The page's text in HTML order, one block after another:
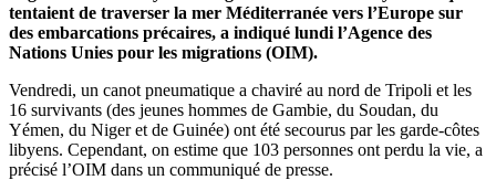
tentaient de traverser la mer Méditerranée vers l’Europe sur
des embarcations précaires, a indiqué lundi l’Agence des
Nations Unies pour les migrations (OIM).
Vendredi, un canot pneumatique a chaviré au nord de Tripoli et les
16 survivants (des jeunes hommes de Gambie, du Soudan, du
Yémen, du Niger et de Guinée) ont été secourus par les garde-côtes
libyens. Cependant, on estime que 103 personnes ont perdu la vie, a
précisé l’OIM dans un communiqué de presse.